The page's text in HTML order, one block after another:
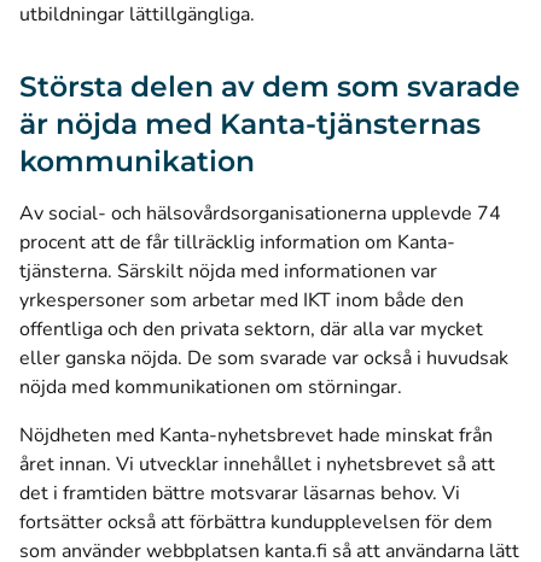
utbildningar lättillgängliga.
Största delen av dem som svarade
är nöjda med Kanta-tjänsternas
kommunikation
Av social- och hälsovårdsorganisationerna upplevde 74
procent att de får tillräcklig information om Kanta-
tjänsterna. Särskilt nöjda med informationen var
yrkespersoner som arbetar med IKT inom både den
offentliga och den privata sektorn, där alla var mycket
eller ganska nöjda. De som svarade var också i huvudsak
nöjda med kommunikationen om störningar.
Nöjdheten med Kanta-nyhetsbrevet hade minskat från
året innan. Vi utvecklar innehållet i nyhetsbrevet så att
det i framtiden bättre motsvarar läsarnas behov. Vi
fortsätter också att förbättra kundupplevelsen för dem
som använder webbplatsen kanta.fi så att användarna lätt